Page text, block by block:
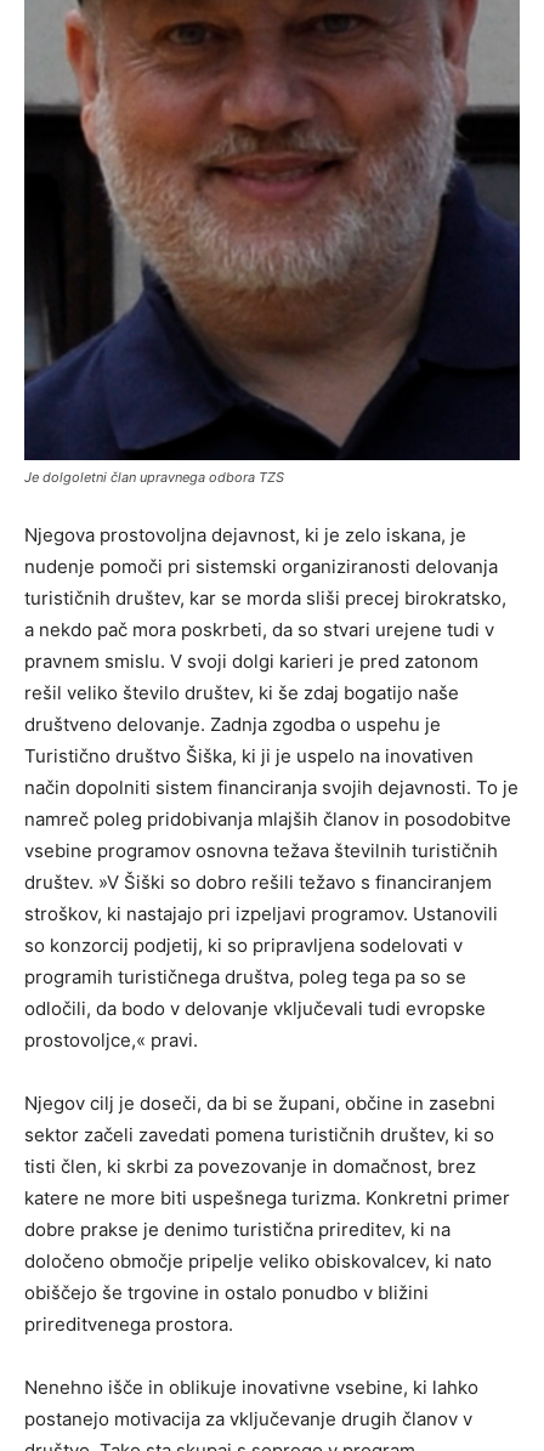
Je dolgoletni član upravnega odbora TZS
Njegova prostovoljna dejavnost, ki je zelo iskana, je
nudenje pomoči pri sistemski organiziranosti delovanja
turističnih društev, kar se morda sliši precej birokratsko,
a nekdo pač mora poskrbeti, da so stvari urejene tudi v
pravnem smislu. V svoji dolgi karieri je pred zatonom
rešil veliko število društev, ki še zdaj bogatijo naše
društveno delovanje. Zadnja zgodba o uspehu je
Turistično društvo Šiška, ki ji je uspelo na inovativen
način dopolniti sistem financiranja svojih dejavnosti. To je
namreč poleg pridobivanja mlajših članov in posodobitve
vsebine programov osnovna težava številnih turističnih
društev. »V Šiški so dobro rešili težavo s financiranjem
stroškov, ki nastajajo pri izpeljavi programov. Ustanovili
so konzorcij podjetij, ki so pripravljena sodelovati v
programih turističnega društva, poleg tega pa so se
odločili, da bodo v delovanje vključevali tudi evropske
prostovoljce,« pravi.
Njegov cilj je doseči, da bi se župani, občine in zasebni
sektor začeli zavedati pomena turističnih društev, ki so
tisti člen, ki skrbi za povezovanje in domačnost, brez
katere ne more biti uspešnega turizma. Konkretni primer
dobre prakse je denimo turistična prireditev, ki na
določeno območje pripelje veliko obiskovalcev, ki nato
obiščejo še trgovine in ostalo ponudbo v bližini
prireditvenega prostora.
Nenehno išče in oblikuje inovativne vsebine, ki lahko
postanejo motivacija za vključevanje drugih članov v